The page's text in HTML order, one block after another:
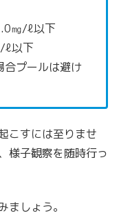
㎎/ℓ以下
ℓ以下
合プールは避け
こすには至りませ
様子観察を随時行っ
しょう。